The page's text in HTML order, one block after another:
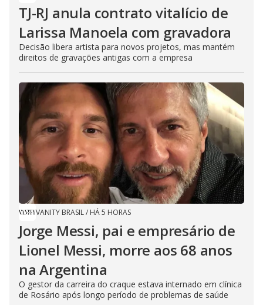
TJ-RJ anula contrato vitalício de
Larissa Manoela com gravadora
Decisão libera artista para novos projetos, mas mantém
direitos de gravações antigas com a empresa
VANITY BRASIL/ HÁ 5 HORAS
Jorge Messi, pai e empresário de
Lionel Messi, morre aos 68 anos
na Argentina
O gestor da carreira do craque estava internado em clínica
de Rosário após longo período de problemas de saúde